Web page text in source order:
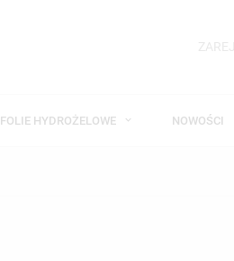
FOLIE HYDROŻELOWE NOWOŚCI